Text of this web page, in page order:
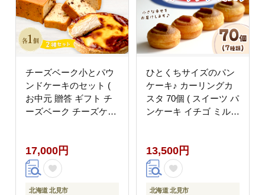
チーズベーク小とパウ
ンドケーキのセット (
お中元 贈答 ギフト チ
ーズベーク チーズケー
【051-0023】
17,000円
北海道 北見市
ひとくちサイズのパン
ケーキ♪ カーリングカ
スタ 70個 ( スイーツ パ
ンケーキ イチゴ ミルク
クリーム チョコレート
)【063-0004】
13,500円
北海道 北見市